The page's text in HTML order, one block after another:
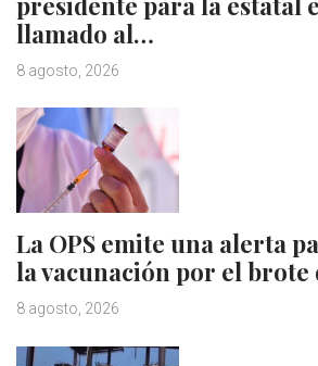
llamado al…
8 agosto, 2026
La OPS emite una alerta
la vacunación por el brote
8 agosto, 2026